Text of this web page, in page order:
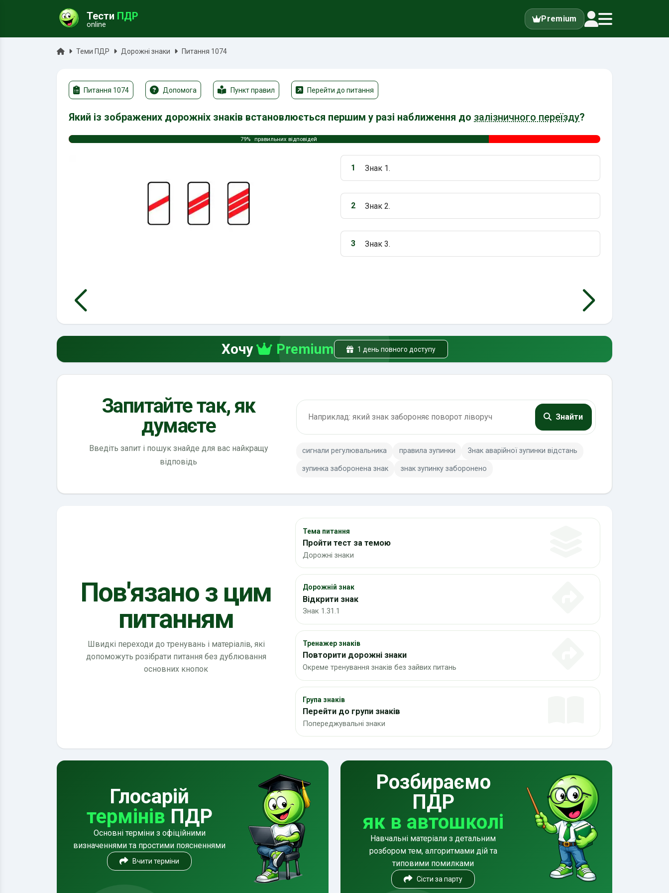
Тести ПДР
online
Premium
ГоловнаТеми ПДР Дорожні знаки Питання 1074
Питання 1074 Допомога Пункт правил Перейти до питання
Який із зображених дорожніх знаків встановлюється першим у разі наближення до залізничного переїзду?
79% правильних відповідей
Варіант 1:
1 Знак 1.
Варіант 2:
2 Знак 2.
Варіант 3:
3 Знак 3.
Хочу Premium 1 день повного доступу
Запитайте так, як
думаєте
Введіть запит і пошук знайде для вас найкращу
відповідь
Знайти
сигнали регулювальника правила зупинки Знак аварійної зупинки відстань
зупинка заборонена знак знак зупинку заборонено
Пов'язано з цим
питанням
Швидкі переходи до тренувань і матеріалів, які
допоможуть розібрати питання без дублювання
основних кнопок
Тема питання
Пройти тест за темою
Дорожні знаки
Дорожній знак
Відкрити знак
Знак 1.31.1
Тренажер знаків
Повторити дорожні знаки
Окреме тренування знаків без зайвих питань
Група знаків
Перейти до групи знаків
Попереджувальні знаки
Глосарій
термінів ПДР
Основні терміни з офіційними
визначеннями та простими поясненнями
Вчити терміни
Розбираємо
ПДР
як в автошколі
Навчальні матеріали з детальним
розбором тем, алгоритмами дій та
типовими помилками
Сісти за парту